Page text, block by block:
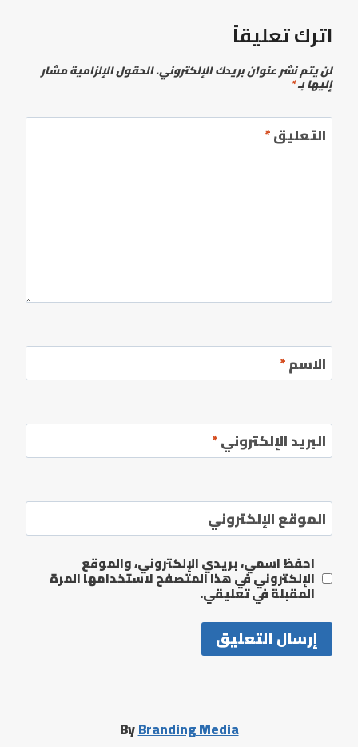
اترك تعليقاً
لن يتم نشر عنوان بريدك الإلكتروني.الحقول الإلزامية مشار
إليها بـ*
التعليق*
الاسم*
البريد الإلكتروني*
الموقع الإلكتروني
احفظ اسمي، بريدي الإلكتروني، والموقع
الإلكتروني في هذا المتصفح لاستخدامها المرة
المقبلة في تعليقي.
ByBranding Media